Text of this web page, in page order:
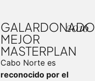
GALARDONADO
MEJOR
MASTERPLAN
2016
Cabo Norte es
reconocido por el